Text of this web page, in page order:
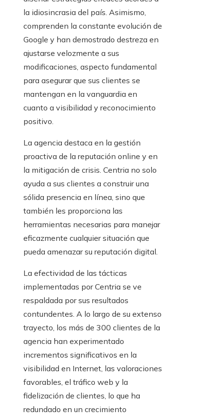
la idiosincrasia del país. Asimismo,
comprenden la constante evolución de
Google y han demostrado destreza en
ajustarse velozmente a sus
modificaciones, aspecto fundamental
para asegurar que sus clientes se
mantengan en la vanguardia en
cuanto a visibilidad y reconocimiento
positivo.
La agencia destaca en la gestión
proactiva de la reputación online y en
la mitigación de crisis. Centria no solo
ayuda a sus clientes a construir una
sólida presencia en línea, sino que
también les proporciona las
herramientas necesarias para manejar
eficazmente cualquier situación que
pueda amenazar su reputación digital.
La efectividad de las tácticas
implementadas por Centria se ve
respaldada por sus resultados
contundentes. A lo largo de su extenso
trayecto, los más de 300 clientes de la
agencia han experimentado
incrementos significativos en la
visibilidad en Internet, las valoraciones
favorables, el tráfico web y la
fidelización de clientes, lo que ha
redundado en un crecimiento